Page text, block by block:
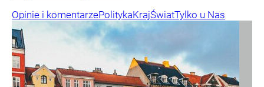
Opinie i komentarzePolitykaKrajŚwiatTylko u Nas